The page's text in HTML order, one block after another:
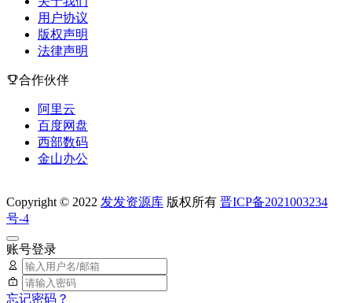
用户协议
版权声明
法律声明
合作伙伴
阿里云
百度网盘
西部数码
金山办公
Copyright © 2022 发发资源库 版权所有 晋ICP备2021003234
号-4
账号登录
忘记密码？